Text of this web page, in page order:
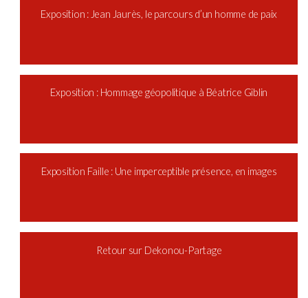
Exposition : Jean Jaurès, le parcours d’un homme de paix
Exposition : Hommage géopolitique à Béatrice Giblin
Exposition Faille : Une imperceptible présence, en images
Retour sur Dekonou-Partage